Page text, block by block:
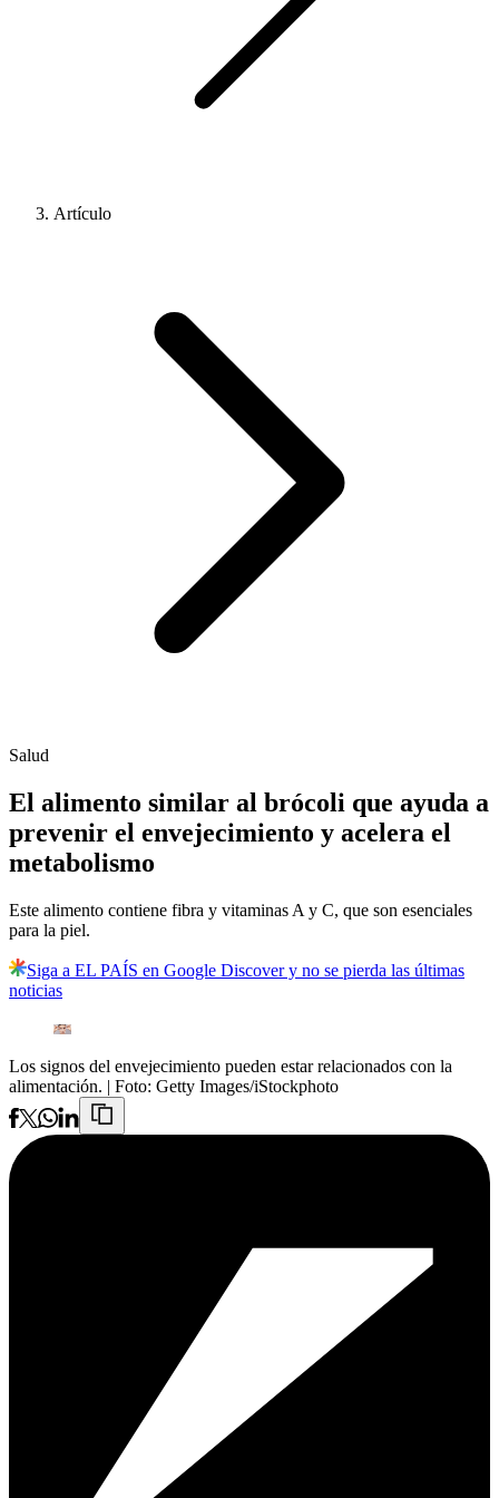
Artículo
Salud
El alimento similar al brócoli que ayuda a
prevenir el envejecimiento y acelera el
metabolismo
Este alimento contiene fibra y vitaminas A y C, que son esenciales
para la piel.
Siga a EL PAÍS en Google Discover y no se pierda las últimas
noticias
Los signos del envejecimiento pueden estar relacionados con la
alimentación. | Foto: Getty Images/iStockphoto